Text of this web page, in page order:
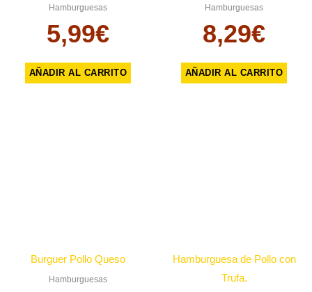
Hamburguesas
5,99€
AÑADIR AL CARRITO
Hamburguesas
8,29€
AÑADIR AL CARRITO
Burguer Pollo Queso
Hamburguesas
Hamburguesa de Pollo con
Trufa.